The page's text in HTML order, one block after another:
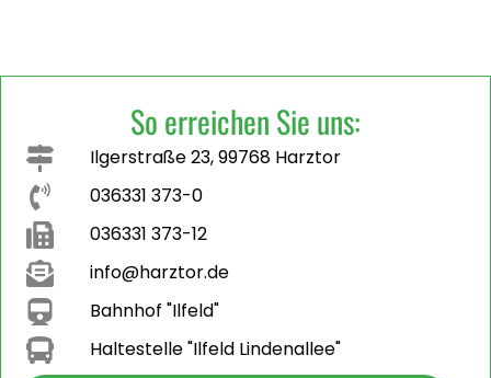
So erreichen Sie uns:
Ilgerstraße 23, 99768 Harztor
036331 373-0
036331 373-12
info@harztor.de
Bahnhof "Ilfeld"
Haltestelle "Ilfeld Lindenallee"